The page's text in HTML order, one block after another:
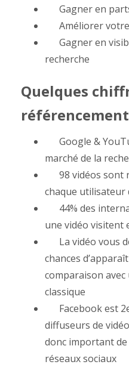
Gagner en
Améliorer
Gagner en
recherche
Quelques
Google &
marché de la
98 vidéos sont
chaque utilisateur
44% des
une vidéo visitent
La vidéo vous
chances
comparaison
classique
Facebook est
diffuseurs de
donc important
réseaux sociaux